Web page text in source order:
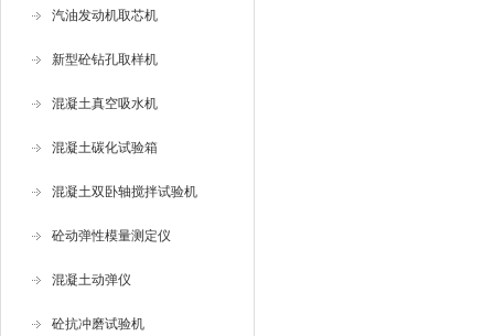
汽油发动机取芯机
新型砼钻孔取样机
混凝土真空吸水机
混凝土碳化试验箱
混凝土双卧轴搅拌试验机
砼动弹性模量测定仪
混凝土动弹仪
砼抗冲磨试验机